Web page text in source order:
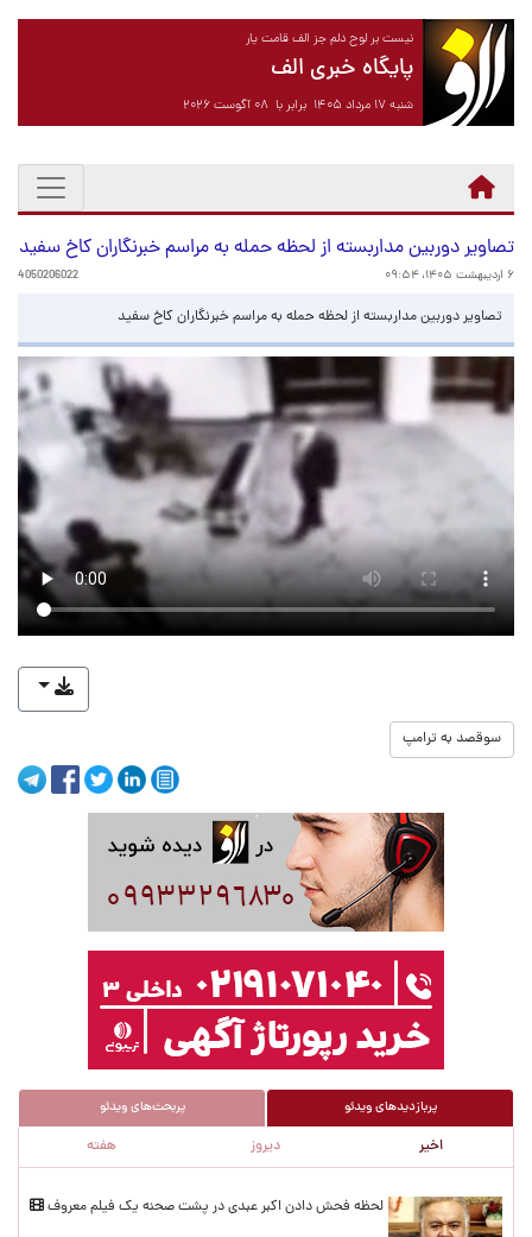
نیست بر لوح دلم جز الف قامت یار
پایگاه خبری الف
شنبه ۱۷ مرداد ۱۴۰۵ برابر با ۰۸ آگوست ۲۰۲۶
تصاویر دوربین مداربسته از لحظه حمله به مراسم خبرنگاران کاخ سفید
۶ اردیبهشت ۱۴۰۵، ۰۹:۵۴ 4050206022
تصاویر دوربین مداربسته از لحظه حمله به مراسم خبرنگاران کاخ سفید
سوقصد به ترامپ
پربازدیدهای ویدئو پربحث‌های ویدئو
اخیر دیروز هفته
لحظه‌ فحش دادن اکبر عبدی در پشت صحنه یک فیلم معروف